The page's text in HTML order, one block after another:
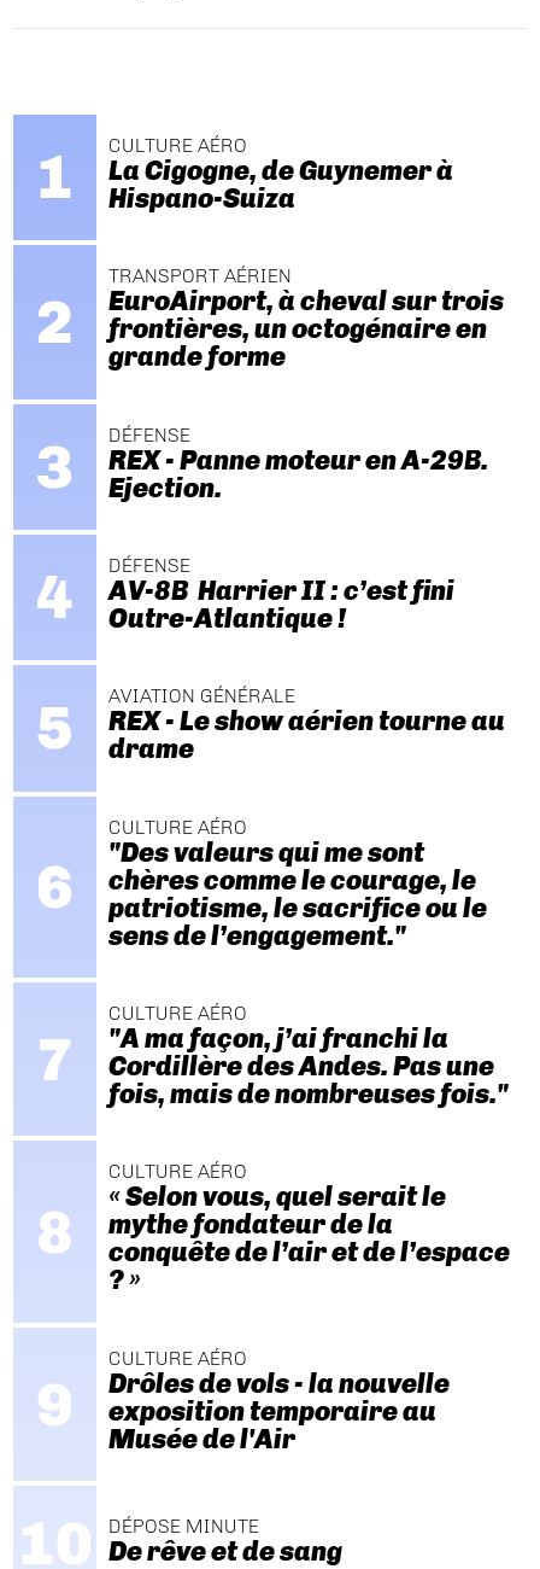
CULTURE AÉRO
La Cigogne, de Guynemer à
Hispano-Suiza
TRANSPORT AÉRIEN
EuroAirport, à cheval sur trois
frontières, un octogénaire en
grande forme
DÉFENSE
REX - Panne moteur en A-29B.
Ejection.
DÉFENSE
AV-8B Harrier II : c’est fini
Outre-Atlantique !
AVIATION GÉNÉRALE
REX - Le show aérien tourne au
drame
CULTURE AÉRO
"Des valeurs qui me sont
chères comme le courage, le
patriotisme, le sacrifice ou le
sens de l’engagement."
CULTURE AÉRO
"A ma façon, j’ai franchi la
Cordillère des Andes. Pas une
fois, mais de nombreuses fois."
CULTURE AÉRO
« Selon vous, quel serait le
mythe fondateur de la
conquête de l’air et de l’espace
? »
CULTURE AÉRO
Drôles de vols - la nouvelle
exposition temporaire au
Musée de l'Air
DÉPOSE MINUTE
De rêve et de sang